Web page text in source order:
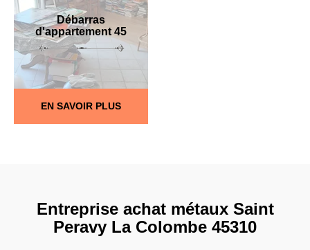
Débarras
d'appartement 45
EN SAVOIR PLUS
Entreprise achat métaux Saint
Peravy La Colombe 45310